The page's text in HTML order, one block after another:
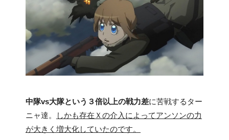
中隊vs大隊という３倍以上の戦力差に苦戦するター
ニャ達。
しかも存在Ｘの介入によってアンソンの力
が大きく増大化していたのです。